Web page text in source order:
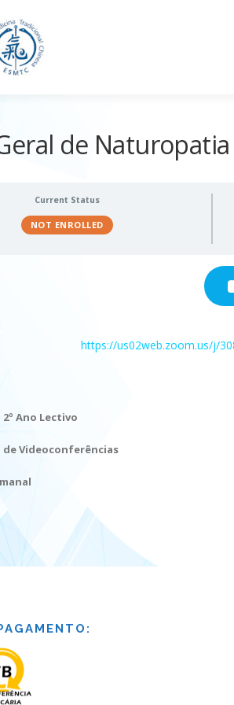
de Naturopatia
Current Status
NOT ENROLLED
https://us02web.zoom.us/j/
Ano Lectivo
de Videoconferências